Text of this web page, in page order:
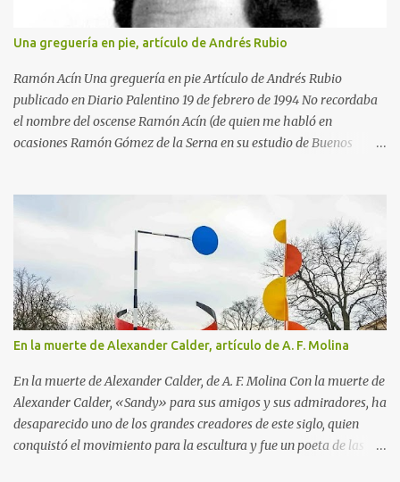
asistir a salas de exposiciones, y después volvió a su provincia para
empezar a trabajar como pasante con un abogado. Pero en 1890,
cuando Matisse iba a cumplir los 21 años, aconteció lo maravilloso.
Cayó enfermo y, para que se entretuviera durante la convalecencia,
su madre le regaló...
Una greguería en pie, artículo de Andrés Rubio
Ramón Acín Una greguería en pie Artículo de Andrés Rubio
publicado en Diario Palentino 19 de febrero de 1994 No recordaba
el nombre del oscense Ramón Acín (de quien me habló en
ocasiones Ramón Gómez de la Serna en su estudio de Buenos
atractivo acontecimiento parecía enmarcado en una avenida del
parque entre siluetas de árboles espléndidos. Al verlos sentí esa
sensación de lo ya conocido, aunque no había estado antes en ese
lugar. Pero me equivocaba, porque esas siluetas si me parecía
haberlas vivido antes era porque conocía la reproducción de un
magnífico cuadro de Ramón Acín, donde están presente el espíritu
de estos árboles o el de algunos hermanos suyos crecidos en el
mismo lugar. El de Huesca es un parque ideal, a la medida de la
capital del altoaragón, saludable pulmón dentro del recinto...
En la muerte de Alexander Calder, artículo de A. F. Molina
En la muerte de Alexander Calder, de A. F. Molina Con la muerte de
Alexander Calder, «Sandy» para sus amigos y sus admiradores, ha
desaparecido uno de los grandes creadores de este siglo, quien
conquistó el movimiento para la escultura y fue un poeta de las